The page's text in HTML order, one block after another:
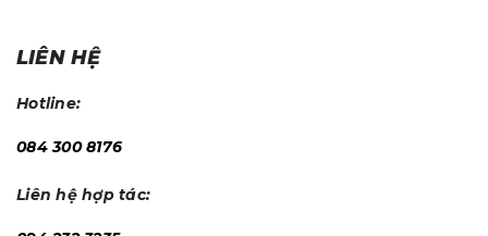
LIÊN HỆ
Hotline:
084 300 8176
Liên hệ hợp tác: